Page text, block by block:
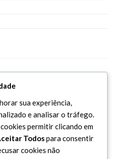
sua experiência,
e analisar o tráfego.
permitir clicando em
Todospara consentir
cookies não